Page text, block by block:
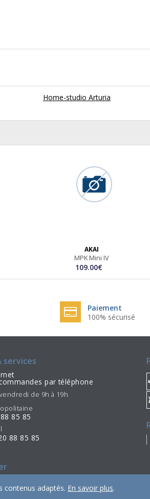
Home-studio Arturia
AKAI
MPK Mini IV
109.00€
Paiement
100% sécurisé
services
par téléphone
de 9h à 19h
85 85
88 85 85
contenus adaptés. En savoir plus.